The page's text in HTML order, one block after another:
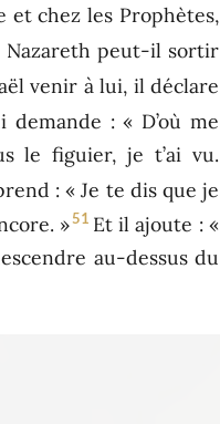
chez les Prophètes,
Nazareth peut-il sortir
venir à lui, il déclare
demande : « D’où me
le figuier, je t’ai vu.
: « Je te dis que je
»51 Et il ajoute : «
au-dessus du